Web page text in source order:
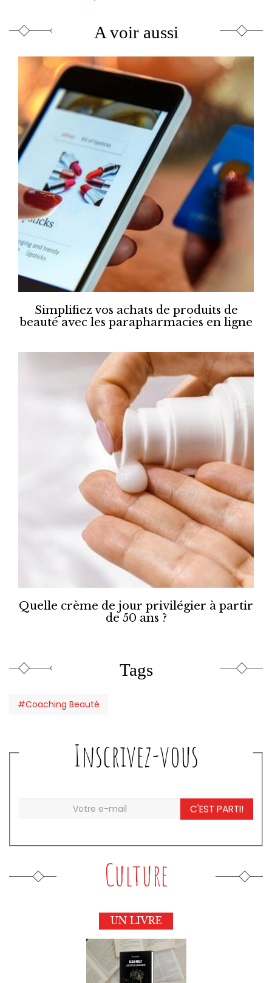
A voir aussi
Simplifiez vos achats de produits de
beauté avec les parapharmacies en ligne
Quelle crème de jour privilégier à partir
de 50 ans ?
Tags
#Coaching Beauté
Inscrivez-vous
C'EST PARTI!
Culture
UN LIVRE